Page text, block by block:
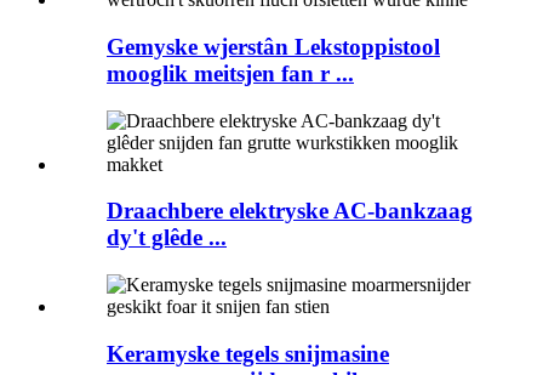
Gemyske wjerstân Lekstoppistool
mooglik meitsjen fan r ...
Draachbere elektryske AC-bankzaag
dy't glêde ...
Keramyske tegels snijmasine